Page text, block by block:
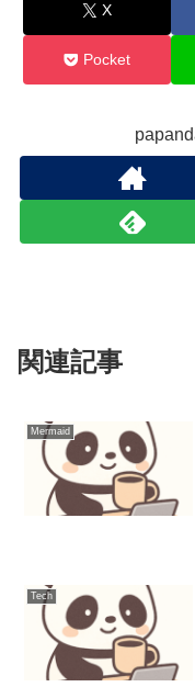
X
Pocket
関連記事
Mermaid
Tech